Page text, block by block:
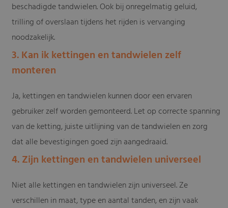
beschadigde tandwielen. Ook bij onregelmatig geluid,
trilling of overslaan tijdens het rijden is vervanging
noodzakelijk.
3. Kan ik kettingen en tandwielen zelf
monteren
Ja, kettingen en tandwielen kunnen door een ervaren
gebruiker zelf worden gemonteerd. Let op correcte spanning
van de ketting, juiste uitlijning van de tandwielen en zorg
dat alle bevestigingen goed zijn aangedraaid.
4. Zijn kettingen en tandwielen universeel
Niet alle kettingen en tandwielen zijn universeel. Ze
verschillen in maat, type en aantal tanden, en zijn vaak